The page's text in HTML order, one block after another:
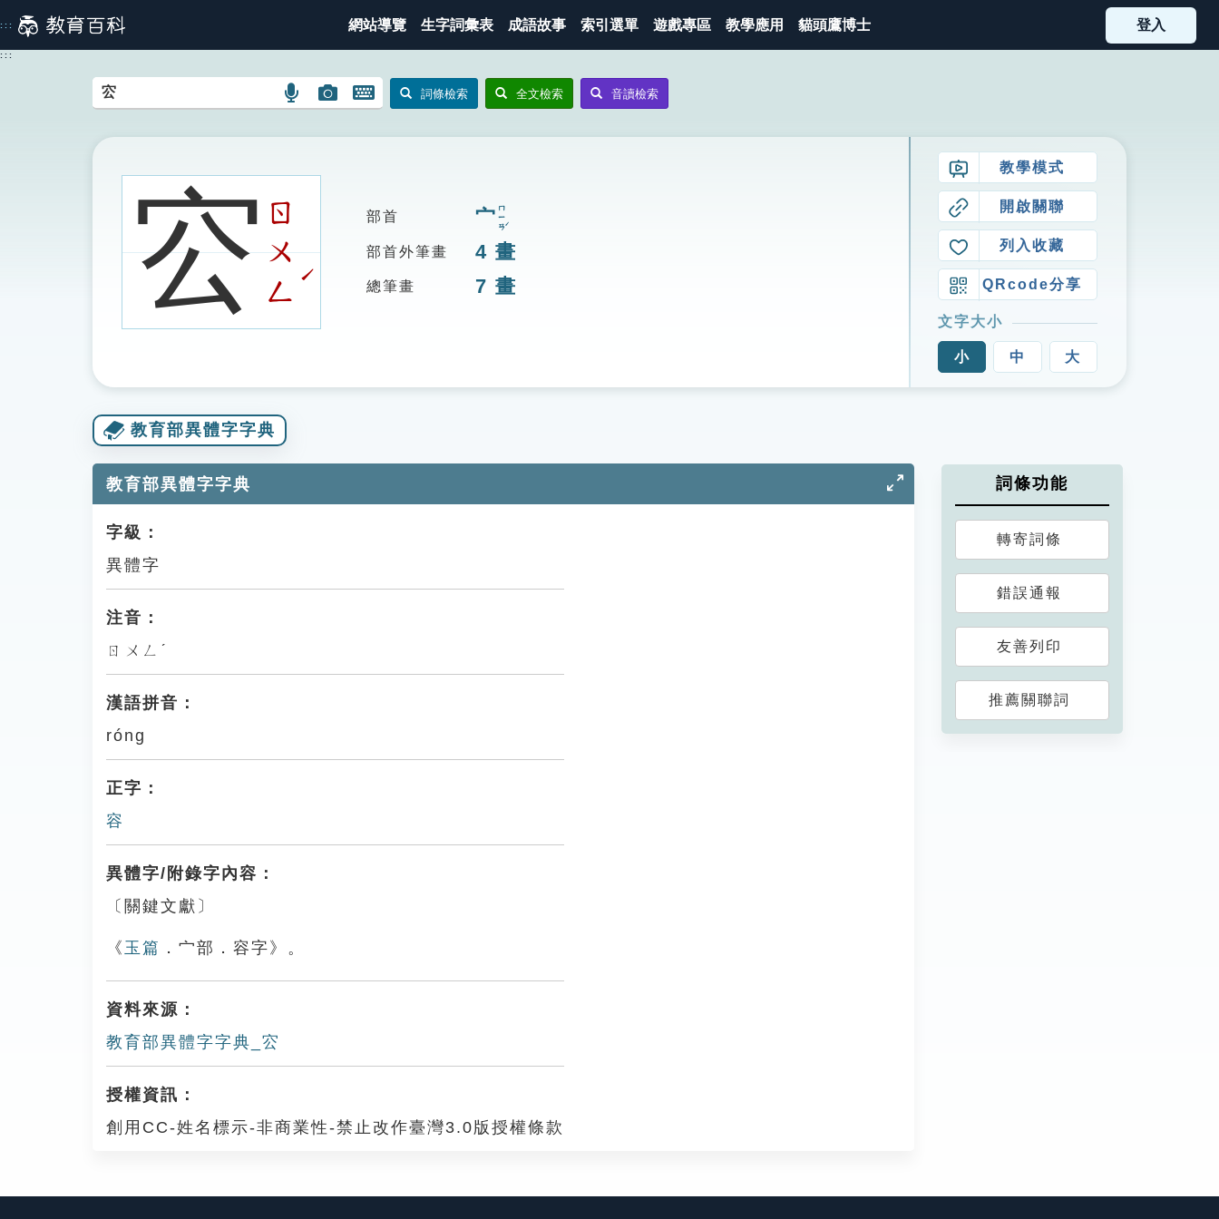
到
主
::: 網站導覽 生字詞彙表 成語故事 索引選單 遊戲專區 教學應用 貓頭鷹博士 登入
:::
語
搜
圖
圖
搜
開
鍵
詞條檢索 全文檢索 音讀檢索
㝐ㄖ
ㄨ
ㄥ
ˊ
部首 宀ㄇㄧㄢˊ
部首外筆畫 4 畫
總筆畫 7 畫
教學模式
開啟關聯
列入收藏
QRcode分享
文字大小
小 中 大
教育部異體字字典
教育部異體字字典
字級：
異體字
注音：
ㄖㄨㄥˊ
漢語拼音：
róng
正字：
容
異體字/附錄字內容：
〔關鍵文獻〕
《 玉篇 ．宀部．容字》。
資料來源：
教育部異體字字典_㝐
授權資訊：
創用CC-姓名標示-非商業性-禁止改作臺灣3.0版授權條款
詞條功能
轉寄詞條
錯誤通報
友善列印
推薦關聯詞